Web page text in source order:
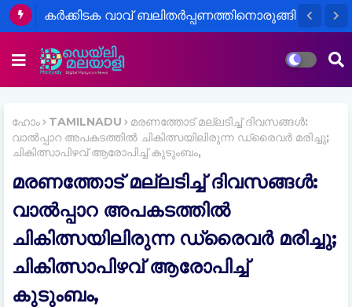
കർക്കിടക വാവ് ബലിതർപ്പണത്തിനൊരുങ്ങി
ഹോം TAMILNADU
മരണത്തോട് മല്ലടിച്ച് ദിവസങ്ങൾ:
വാല്‍പ്പാറ അപകടത്തില്‍ ചികിത്സയിലിരുന്ന ഡ്രൈവര്‍ മരിച്ചു;
ചികിത്സാപിഴവ് ആരോപിച്ച്‌ കുടുംബം,
മരണത്തോട് മല്ലടിച്ച് ദിവസങ്ങൾ:
വാല്‍പ്പാറ അപകടത്തില്‍
ചികിത്സയിലിരുന്ന ഡ്രൈവര്‍ മരിച്ചു;
ചികിത്സാപിഴവ് ആരോപിച്ച്‌
കുടുംബം,